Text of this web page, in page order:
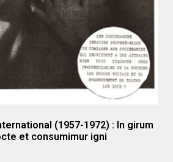
(1957-1972) : In girum
et consumimur igni